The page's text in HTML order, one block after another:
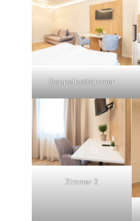
Doppelbettzimmer
Zimmer 2